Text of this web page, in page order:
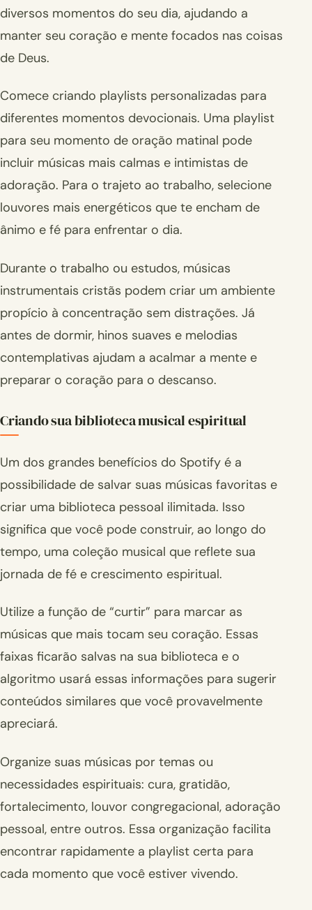
diversos momentos do seu dia, ajudando a
manter seu coração e mente focados nas coisas
de Deus.
Comece criando playlists personalizadas para
diferentes momentos devocionais. Uma playlist
para seu momento de oração matinal pode
incluir músicas mais calmas e intimistas de
adoração. Para o trajeto ao trabalho, selecione
louvores mais energéticos que te encham de
ânimo e fé para enfrentar o dia.
Durante o trabalho ou estudos, músicas
instrumentais cristãs podem criar um ambiente
propício à concentração sem distrações. Já
antes de dormir, hinos suaves e melodias
contemplativas ajudam a acalmar a mente e
preparar o coração para o descanso.
Criando sua biblioteca musical espiritual
Um dos grandes benefícios do Spotify é a
possibilidade de salvar suas músicas favoritas e
criar uma biblioteca pessoal ilimitada. Isso
significa que você pode construir, ao longo do
tempo, uma coleção musical que reflete sua
jornada de fé e crescimento espiritual.
Utilize a função de “curtir” para marcar as
músicas que mais tocam seu coração. Essas
faixas ficarão salvas na sua biblioteca e o
algoritmo usará essas informações para sugerir
conteúdos similares que você provavelmente
apreciará.
Organize suas músicas por temas ou
necessidades espirituais: cura, gratidão,
fortalecimento, louvor congregacional, adoração
pessoal, entre outros. Essa organização facilita
encontrar rapidamente a playlist certa para
cada momento que você estiver vivendo.